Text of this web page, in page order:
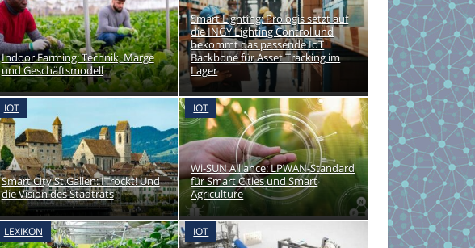
Indoor Farming: Technik, Marge
und Geschäftsmodell
Smart Lighting: Prologis setzt auf
die INGY Lighting Control und
bekommt das passende IoT
Backbone für Asset Tracking im
Lager
IOT
Smart City St.Gallen: ITrockt! Und
die Vision des Stadtrats
IOT
Wi-SUN Alliance: LPWAN-Standard
für Smart Cities und Smart
Agriculture
LEXIKON IOT